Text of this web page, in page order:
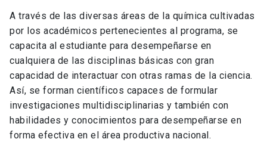
A través de las diversas áreas de la química cultivadas
por los académicos pertenecientes al programa, se
capacita al estudiante para desempeñarse en
cualquiera de las disciplinas básicas con gran
capacidad de interactuar con otras ramas de la ciencia.
Así, se forman científicos capaces de formular
investigaciones multidisciplinarias y también con
habilidades y conocimientos para desempeñarse en
forma efectiva en el área productiva nacional.